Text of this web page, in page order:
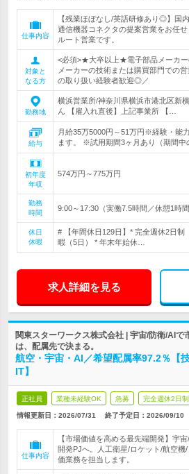
仕事内容
【残業ほぼなし/英語研修あり◎】国
通信機器コネクタの提案営業をお任
ルート営業です。
対象と
なる方
<必須>★大卒以上★電子部品メーカー
メーカーの技術または購買部門での
の取り扱い経験者歓迎◎／
勤務地
横浜営業所/神奈川県横浜市港北区新
ん 【雇入れ直後】上記事業所 【…
給与
月給35万5000円～51万円※経験・能
ます。 ※試用期間3ヶ月あり（期間中
初年度
年収
574万円～775万円
勤務
時間
9:00～17:30（実働7.5時間／休憩1時
休日
休暇
# 【年間休日129日】* 完全週休2日制
暇（5日） * 年末年始休…
求人詳細を見る
関東スターワークス株式会社 | 宇宙/防衛/AIで
は、配属先で決まる。
航空・宇宙・AI／希望配属率97.2％【
IT】
正社員 業種未経験OK 急募 完全週休2日制
情報更新日：2026/07/31 終了予定日： 2026/09/10
仕事内容
【市場価値を高める最先端開発】宇
開発PJへ。人工衛星/ロケット/航空機
価業務を担当します。